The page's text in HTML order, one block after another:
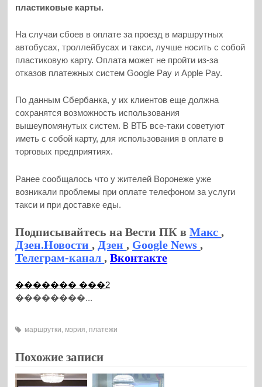
пластиковые карты.
На случаи сбоев в оплате за проезд в маршрутных
автобусах, троллейбусах и такси, лучше носить с собой
пластиковую карту. Оплата может не пройти из-за
отказов платежных систем Google Pay и Apple Pay.
По данным Сбербанка, у их клиентов еще должна
сохранятся возможность использования
вышеупомянутых систем. В ВТБ все-таки советуют
иметь с собой карту, для использования в оплате в
торговых предприятиях.
Ранее сообщалось что у жителей Воронеже уже
возникали проблемы при оплате телефоном за услуги
такси и при доставке еды.
Подписывайтесь на Вести ПК вМакс,
Дзен.Новости, Дзен, Google News,
Телеграм-канал,Вконтакте
������� ���2
��������...
маршрутки, мэрия, платежи
Похожие записи